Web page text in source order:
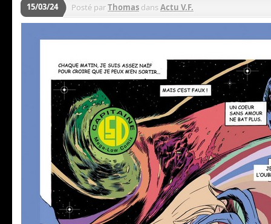
15/03/24 Posté parThomas dansActu V.F.